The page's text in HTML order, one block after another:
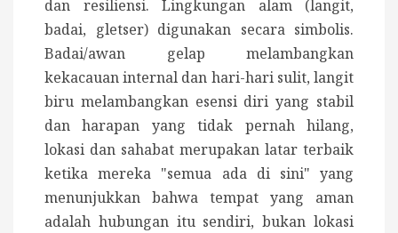
dan resiliensi. Lingkungan alam (langit,
badai, gletser) digunakan secara simbolis.
Badai/awan gelap melambangkan
kekacauan internal dan hari-hari sulit, langit
biru melambangkan esensi diri yang stabil
dan harapan yang tidak pernah hilang,
lokasi dan sahabat merupakan latar terbaik
ketika mereka "semua ada di sini" yang
menunjukkan bahwa tempat yang aman
adalah hubungan itu sendiri, bukan lokasi